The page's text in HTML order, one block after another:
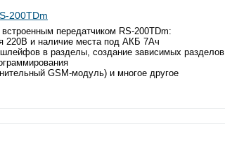
200TDm
передатчиком RS-200TDm:
220В и наличие места под АКБ 7Ач
в разделы, создание зависимых разделов
GSM-модуль) и многое другое